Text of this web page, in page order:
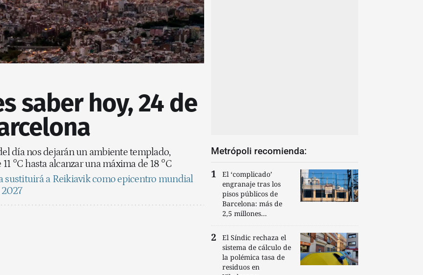
saber hoy, 24 de
día nos dejarán un ambiente templado,
°C hasta alcanzar una máxima de 18 °C
sustituirá a Reikiavik como epicentro mundial
Metrópoli recomienda:
El ‘complicado’
engranaje tras los
pisos públicos de
Barcelona: más de
2,5 millones...
El Síndic rechaza el
sistema de cálculo de
la polémica tasa de
residuos en